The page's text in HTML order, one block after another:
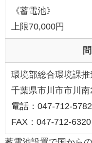
《蓄電池》
上限70,000円
環境部総合環境課
千葉県市川市市川
電話：047-712-5782
FAX：047-712-6320